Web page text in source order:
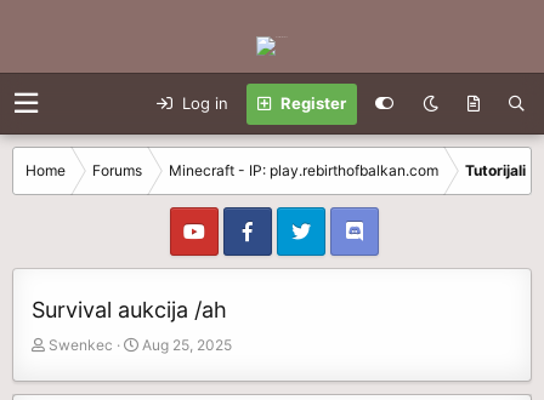
Log in Register
Home Forums Minecraft - IP: play.rebirthofbalkan.com Tutorijali
Survival aukcija /ah
T
r
Swenkec
S
a
Aug 25, 2025